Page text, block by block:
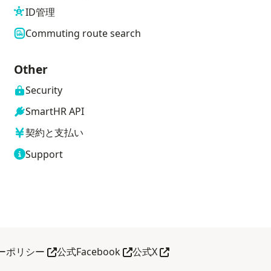
ID管理
Commuting route search
Other
Security
SmartHR API
契約と支払い
Support
tab
ポリシー Open in another tab
公式FacebookOpen in another tab
公式XOpen in another tab